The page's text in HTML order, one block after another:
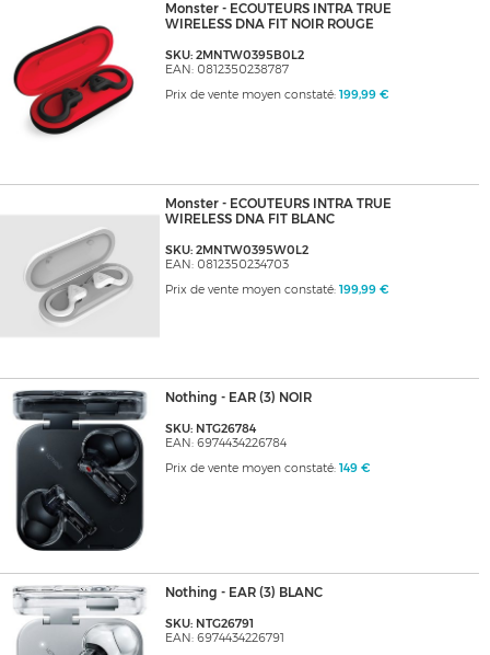
Monster - ECOUTEURS INTRA TRUE
WIRELESS DNA FIT NOIR ROUGE
SKU: 2MNTW0395B0L2
EAN: 0812350238787
Prix de vente moyen constaté: 199,99 €
Monster - ECOUTEURS INTRA TRUE
WIRELESS DNA FIT BLANC
SKU: 2MNTW0395W0L2
EAN: 0812350234703
Prix de vente moyen constaté: 199,99 €
Nothing - EAR (3) NOIR
SKU: NTG26784
EAN: 6974434226784
Prix de vente moyen constaté: 149 €
Nothing - EAR (3) BLANC
SKU: NTG26791
EAN: 6974434226791